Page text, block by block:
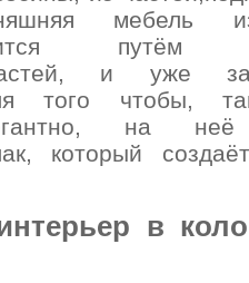
мебель
путём
и уже
того чтобы,
на неё
который
в